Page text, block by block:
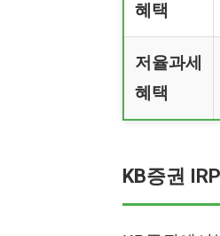
혜택
저율과세
혜택
KB증권